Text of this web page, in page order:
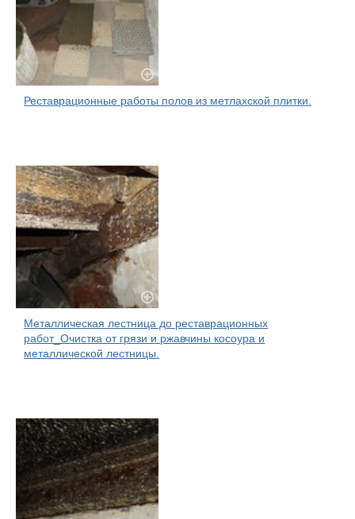
Реставрационные работы полов из метлахской плитки.
Металлическая лестница до реставрационных
работ_Очистка от грязи и ржавчины косоура и
металлической лестницы.